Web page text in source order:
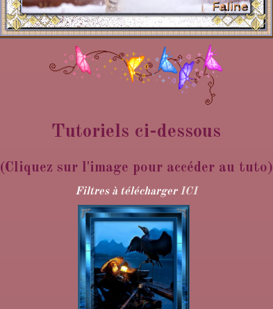
Tutoriels ci-dessous
(Cliquez sur l'image pour accéder au tuto)
Filtres à télécharger ICI